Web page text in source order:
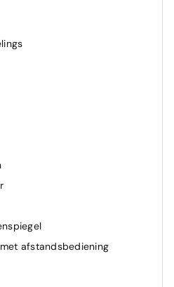
wegmarkering
afstandsbediening